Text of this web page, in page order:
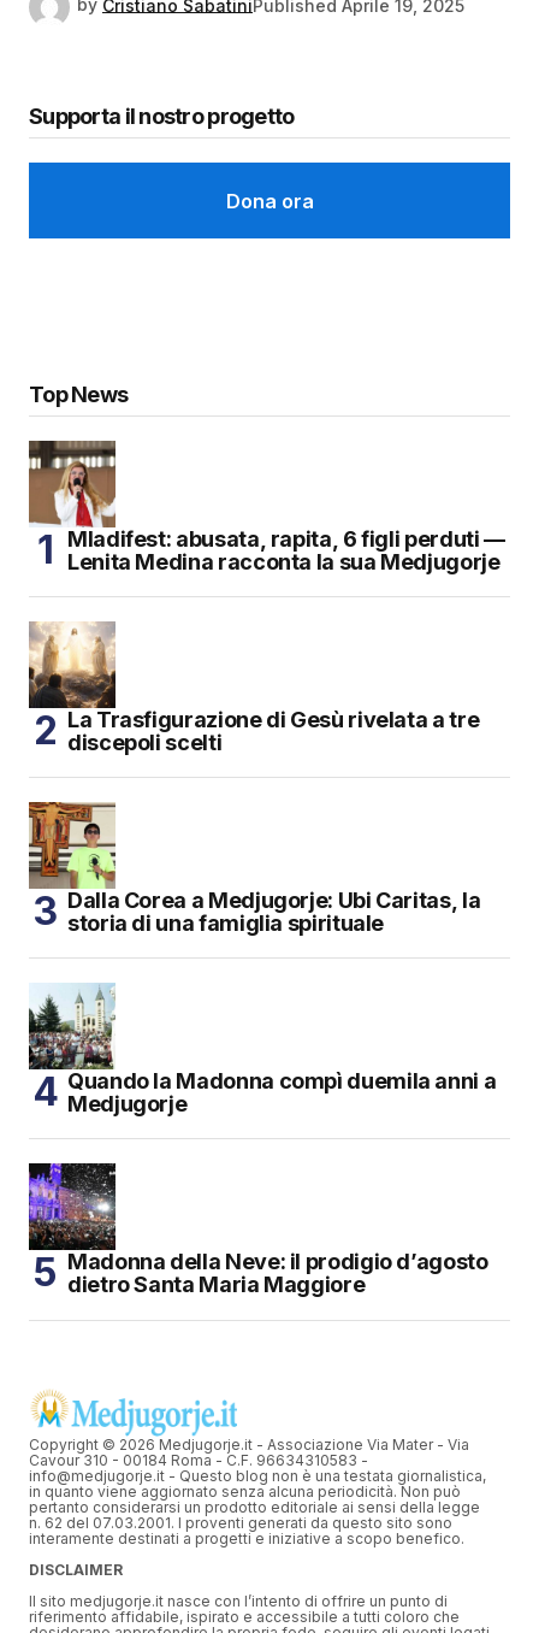
by Cristiano SabatiniPublished Aprile 19, 2025
Supporta il nostro progetto
Dona ora
Top News
Mladifest: abusata, rapita, 6 figli perduti —
Lenita Medina racconta la sua Medjugorje
La Trasfigurazione di Gesù rivelata a tre
discepoli scelti
Dalla Corea a Medjugorje: Ubi Caritas, la
storia di una famiglia spirituale
Quando la Madonna compì duemila anni a
Medjugorje
Madonna della Neve: il prodigio d’agosto
dietro Santa Maria Maggiore
Copyright © 2026 Medjugorje.it - Associazione Via Mater - Via
Cavour 310 - 00184 Roma - C.F. 96634310583 -
info@medjugorje.it - Questo blog non è una testata giornalistica,
in quanto viene aggiornato senza alcuna periodicità. Non può
pertanto considerarsi un prodotto editoriale ai sensi della legge
n. 62 del 07.03.2001. I proventi generati da questo sito sono
interamente destinati a progetti e iniziative a scopo benefico.
DISCLAIMER
Il sito medjugorje.it nasce con l’intento di offrire un punto di
riferimento affidabile, ispirato e accessibile a tutti coloro che